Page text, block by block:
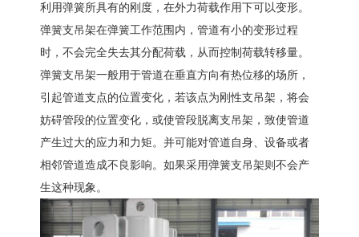
利用弹簧所具有的刚度，在外力荷载作用下可以变形。
弹簧支吊架在弹簧工作范围内，管道有小的变形过程
时，不会完全失去其分配荷载，从而控制荷载转移量。
弹簧支吊架一般用于管道在垂直方向有热位移的场所，
引起管道支点的位置变化，若该点为刚性支吊架，将会
妨碍管段的位置变化，或使管段脱离支吊架，致使管道
产生过大的应力和力矩。并可能对管道自身、设备或者
相邻管道造成不良影响。如果采用弹簧支吊架则不会产
生这种现象。